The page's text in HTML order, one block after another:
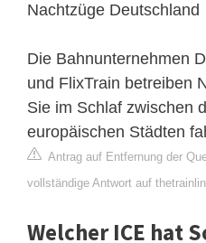
Nachtzüge Deutschland
Die Bahnunternehmen
und FlixTrain betreiben
Sie im Schlaf zwischen
europäischen Städten
Antrag auf Entfernung der
vollständige Antwort auf
Welcher ICE hat